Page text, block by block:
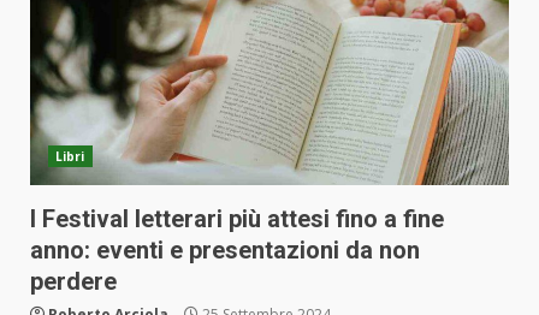
Libri
I Festival letterari più attesi fino a fine
anno: eventi e presentazioni da non
perdere